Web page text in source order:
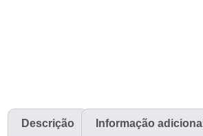
Descrição Informação adicional